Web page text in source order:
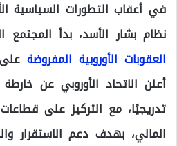
في أعقاب التطورات السياسية
نظام بشار الأسد، بدأ
العقوبات الأوروبية المفروضة
أعلن الاتحاد الأوروبي عن
تدريجيًا، مع التركيز على
المالي، بهدف دعم الاستقرار